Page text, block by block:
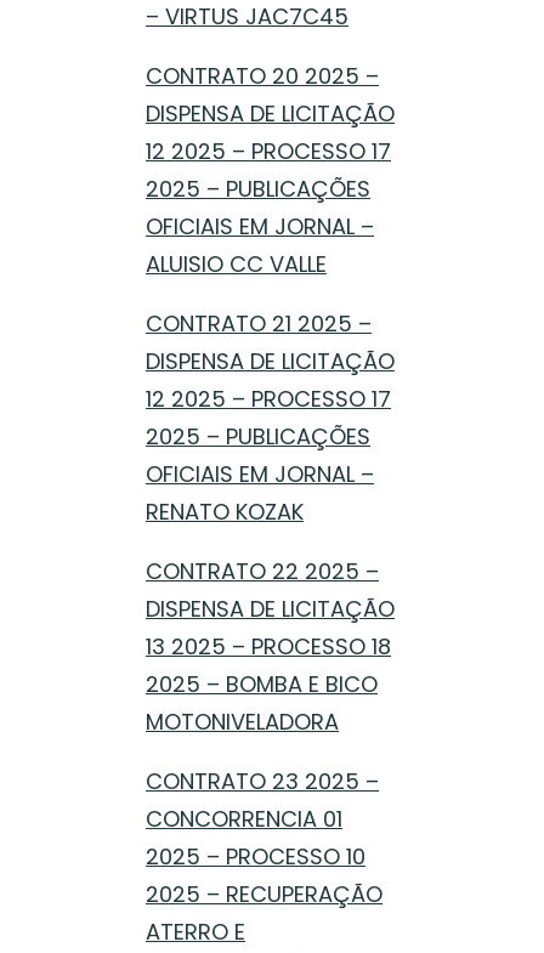
– VIRTUS JAC7C45
CONTRATO 20 2025 –
DISPENSA DE LICITAÇÃO
12 2025 – PROCESSO 17
2025 – PUBLICAÇÕES
OFICIAIS EM JORNAL –
ALUISIO CC VALLE
CONTRATO 21 2025 –
DISPENSA DE LICITAÇÃO
12 2025 – PROCESSO 17
2025 – PUBLICAÇÕES
OFICIAIS EM JORNAL –
RENATO KOZAK
CONTRATO 22 2025 –
DISPENSA DE LICITAÇÃO
13 2025 – PROCESSO 18
2025 – BOMBA E BICO
MOTONIVELADORA
CONTRATO 23 2025 –
CONCORRENCIA 01
2025 – PROCESSO 10
2025 – RECUPERAÇÃO
ATERRO E